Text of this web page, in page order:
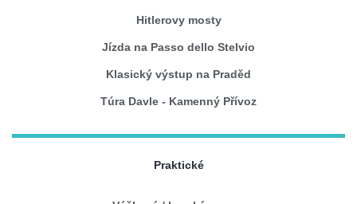
Hitlerovy mosty
Jízda na Passo dello Stelvio
Klasický výstup na Praděd
Túra Davle - Kamenný Přívoz
Praktické